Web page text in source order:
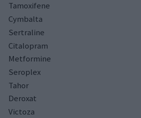
Tamoxifene
Cymbalta
Sertraline
Citalopram
Metformine
Seroplex
Tahor
Deroxat
Victoza